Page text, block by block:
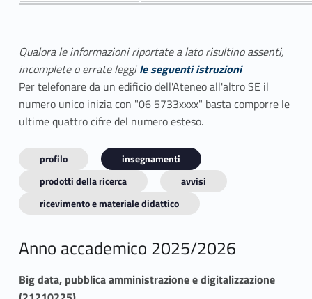
Qualora le informazioni riportate a lato risultino assenti,
incomplete o errate leggile seguenti istruzioni
Per telefonare da un edificio dell'Ateneo all'altro SE il
numero unico inizia con "06 5733xxxx" basta comporre le
ultime quattro cifre del numero esteso.
profilo
insegnamenti
prodotti della ricerca
avvisi
ricevimento e materiale didattico
Anno accademico 2025/2026
Big data, pubblica amministrazione e digitalizzazione